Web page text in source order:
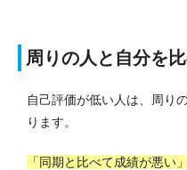
周りの人と自分を
自己評価が低い人は、周り
ります。
「同期と比べて成績が悪い